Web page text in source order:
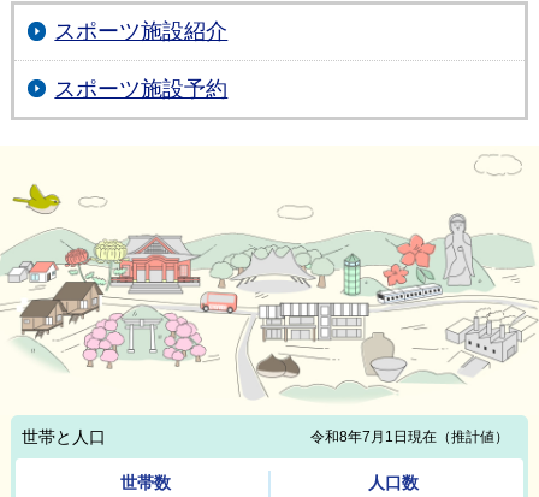
スポーツ施設紹介
スポーツ施設予約